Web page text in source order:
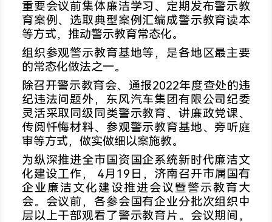
重要会议前集体廉洁学习、定期发布警示教
育案例、选取典型案例汇编成警示教育读本
等方式，推动警示教育常态化。
组织参观警示教育基地等，是各地区最主要
的常态化做法之一。
除召开警示教育会、通报2022年度查处的违
纪违法问题外，东风汽车集团有限公司纪委
灵活采取同级同类警示教育、讲廉政党课、
传阅忏悔材料、参观警示教育基地、旁听庭
审等方式，做实做细以案施教。
为纵深推进全市国资国企系统新时代廉洁文
化建设工作， 4月19日，济南召开市属国有
企业廉洁文化建设推进会议暨警示教育大
会。会议前，各参会国有企业分批次组织中
层以上干部观看了警示教育片。会议期间，